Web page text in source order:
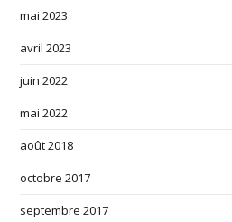
mai 2023
avril 2023
juin 2022
mai 2022
août 2018
octobre 2017
septembre 2017